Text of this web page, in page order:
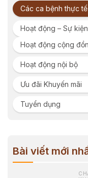
Các ca bệnh thực tế
Hoạt động – Sự kiện
Hoạt động cộng
Hoạt động nội bộ
Ưu đãi Khuyến mãi
Tuyển dụng
Bài viết mới